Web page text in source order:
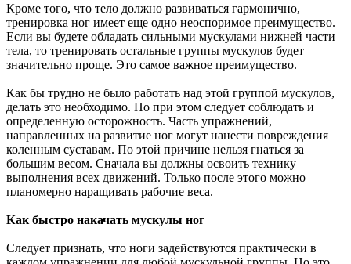
Кроме того, что тело должно развиваться гармонично,
тренировка ног имеет еще одно неоспоримое преимущество.
Если вы будете обладать сильными мускулами нижней части
тела, то тренировать остальные группы мускулов будет
значительно проще. Это самое важное преимущество.
Как бы трудно не было работать над этой группой мускулов,
делать это необходимо. Но при этом следует соблюдать и
определенную осторожность. Часть упражнений,
направленных на развитие ног могут нанести повреждения
коленным суставам. По этой причине нельзя гнаться за
большим весом. Сначала вы должны освоить технику
выполнения всех движений. Только после этого можно
планомерно наращивать рабочие веса.
Как быстро накачать мускулы ног
Следует признать, что ноги задействуются практически в